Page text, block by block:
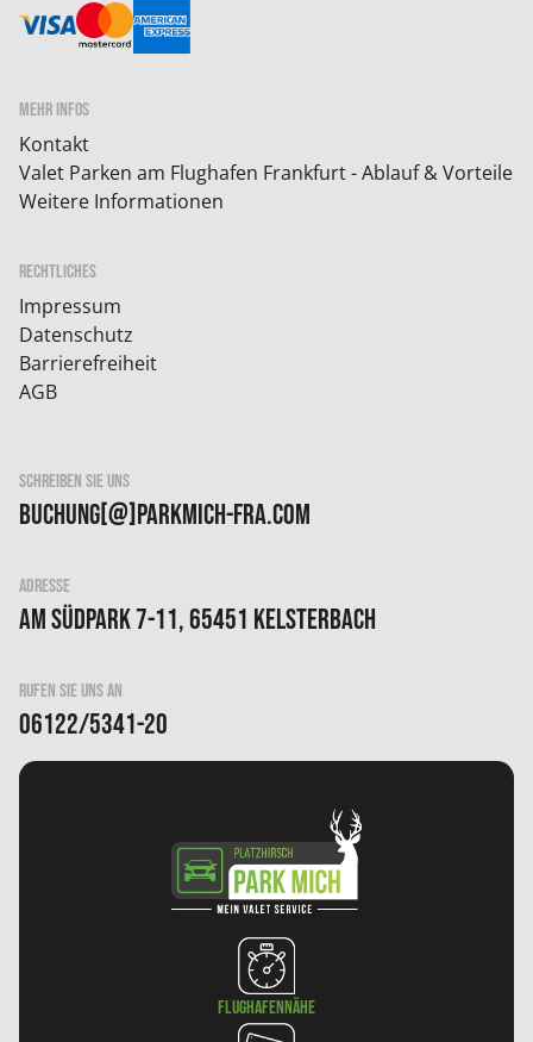
MEHR INFOS
Kontakt
Valet Parken am Flughafen Frankfurt - Ablauf & Vorteile
Weitere Informationen
RECHTLICHES
Impressum
Datenschutz
Barrierefreiheit
AGB
SCHREIBEN SIE UNS
buchung[@]parkmich-fra.com
ADRESSE
Am Südpark 7-11, 65451 Kelsterbach
RUFEN SIE UNS AN
06122/5341-20
Flughafennähe